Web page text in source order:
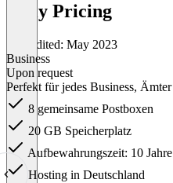
lettly Pricing
Last edited: May 2023
Business
Upon request
Perfekt für jedes Business,
8 gemeinsame Postboxen
20 GB Speicherplatz
Aufbewahrungszeit: 10 Jahre
Hosting in Deutschland